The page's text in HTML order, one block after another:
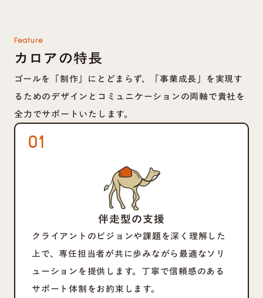
Feature
カロアの特長
ゴールを「制作」にとどまらず、「事業成長」を実現す
るためのデザインとコミュニケーションの両軸で貴社を
全力でサポートいたします。
伴走型の支援
01
クライアントのビジョンや課題を深く理解した
上で、専任担当者が共に歩みながら最適なソリ
ューションを提供します。丁寧で信頼感のある
サポート体制をお約束します。